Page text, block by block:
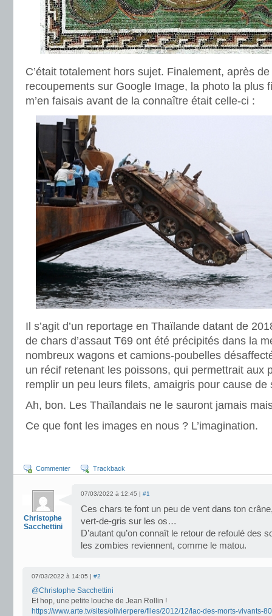
C’était totalement hors sujet. Finalement, après
recoupements sur Google Image, la photo la plus
m’en faisais avant de la connaître était celle-ci :
Il s’agit d’un reportage en Thaïlande datant de
de chars d’assaut T69 ont été précipités dans la
nombreux wagons et camions-poubelles
un récif retenant les poissons, qui permettrait aux
remplir un peu leurs filets, amaigris pour cause de
Ah, bon. Les Thaïlandais ne le sauront jamais
Ce que font les images en nous ? L’imagination.
Commenter Trackback
Christophe
Sacchettini
07/03/2022 à 12:45 | #1
Ces chars te font un peu de vent dans ton
vert-de-gris sur les os…
D’autant qu’on connaît le retour de refoulé des
les zombies reviennent, comme le matou.
07/03/2022 à 14:05 | #2
@Christophe Sacchettini
Et hop, une petite louche de Jean Rollin !
https://www.arte.tv/sites/olivierpere/files/2012/12/lac-des-morts-vivants-